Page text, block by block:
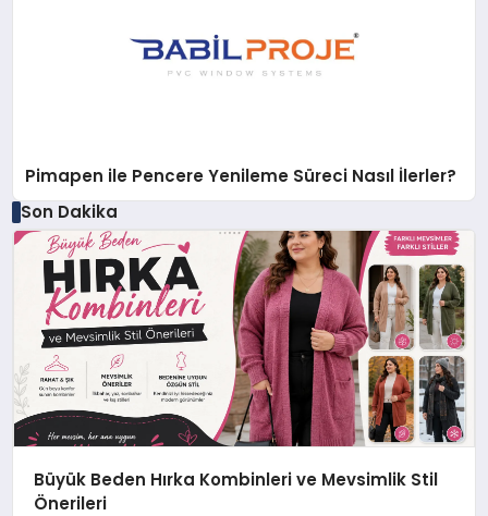
Pimapen ile Pencere Yenileme Süreci Nasıl İlerler?
Son Dakika
Büyük Beden Hırka Kombinleri ve Mevsimlik Stil
Önerileri